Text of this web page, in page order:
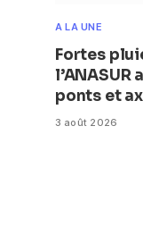
A LA UNE
Fortes
ponts et
3 août 2026